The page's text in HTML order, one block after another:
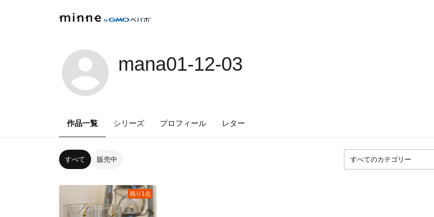
mana01-12-03
作品一覧 シリーズ プロフィール レター
すべて 販売中
残り1点